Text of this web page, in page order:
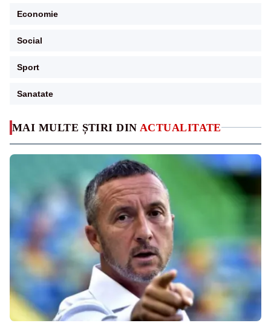
MAI MULTE ȘTIRI DIN ACTUALITATE
Economie
Social
Sport
Sanatate